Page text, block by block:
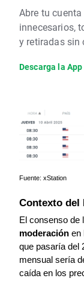
Abre tu
innecesarios,
y retiradas sin
Descarga la App
Fuente: xStation
Contexto del
El consenso de
moderación en
que pasaría del
mensual sería
caída en los